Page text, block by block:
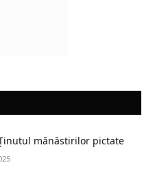
mănăstirilor pictate